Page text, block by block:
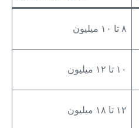
۸ تا ۱۰ میلیون
۱۰ تا ۱۲ میلیون
۱۲ تا ۱۸ میلیون